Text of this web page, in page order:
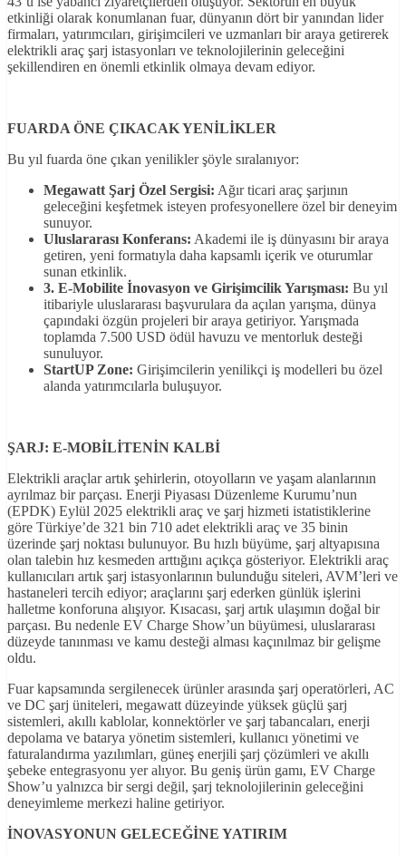
etkinliği olarak konumlanan fuar, dünyanın dört bir yanından lider
firmaları, yatırımcıları, girişimcileri ve uzmanları bir araya getirerek
elektrikli araç şarj istasyonları ve teknolojilerinin geleceğini
şekillendiren en önemli etkinlik olmaya devam ediyor.
FUARDA ÖNE ÇIKACAK YENİLİKLER
Bu yıl fuarda öne çıkan yenilikler şöyle sıralanıyor:
Megawatt Şarj Özel Sergisi: Ağır ticari araç şarjının
geleceğini keşfetmek isteyen profesyonellere özel bir deneyim
sunuyor.
Uluslararası Konferans: Akademi ile iş dünyasını bir araya
getiren, yeni formatıyla daha kapsamlı içerik ve oturumlar
sunan etkinlik.
3. E-Mobilite İnovasyon ve Girişimcilik Yarışması: Bu yıl
itibariyle uluslararası başvurulara da açılan yarışma, dünya
çapındaki özgün projeleri bir araya getiriyor. Yarışmada
toplamda 7.500 USD ödül havuzu ve mentorluk desteği
sunuluyor.
StartUP Zone: Girişimcilerin yenilikçi iş modelleri bu özel
alanda yatırımcılarla buluşuyor.
ŞARJ: E-MOBİLİTENİN KALBİ
Elektrikli araçlar artık şehirlerin, otoyolların ve yaşam alanlarının
ayrılmaz bir parçası. Enerji Piyasası Düzenleme Kurumu’nun
(EPDK) Eylül 2025 elektrikli araç ve şarj hizmeti istatistiklerine
göre Türkiye’de 321 bin 710 adet elektrikli araç ve 35 binin
üzerinde şarj noktası bulunuyor. Bu hızlı büyüme, şarj altyapısına
olan talebin hız kesmeden arttığını açıkça gösteriyor. Elektrikli araç
kullanıcıları artık şarj istasyonlarının bulunduğu siteleri, AVM’leri ve
hastaneleri tercih ediyor; araçlarını şarj ederken günlük işlerini
halletme konforuna alışıyor. Kısacası, şarj artık ulaşımın doğal bir
parçası. Bu nedenle EV Charge Show’un büyümesi, uluslararası
düzeyde tanınması ve kamu desteği alması kaçınılmaz bir gelişme
oldu.
Fuar kapsamında sergilenecek ürünler arasında şarj operatörleri, AC
ve DC şarj üniteleri, megawatt düzeyinde yüksek güçlü şarj
sistemleri, akıllı kablolar, konnektörler ve şarj tabancaları, enerji
depolama ve batarya yönetim sistemleri, kullanıcı yönetimi ve
faturalandırma yazılımları, güneş enerjili şarj çözümleri ve akıllı
şebeke entegrasyonu yer alıyor. Bu geniş ürün gamı, EV Charge
Show’u yalnızca bir sergi değil, şarj teknolojilerinin geleceğini
deneyimleme merkezi haline getiriyor.
İNOVASYONUN GELECEĞİNE YATIRIM